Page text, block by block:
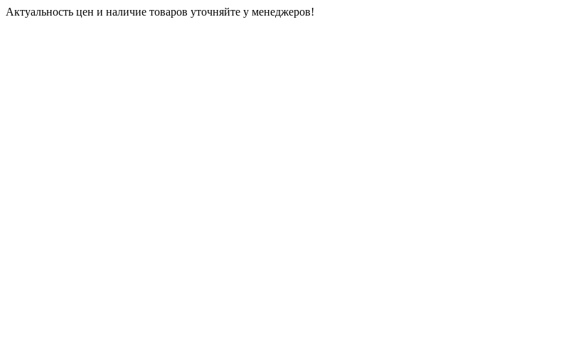
Актуальность цен и наличие товаров уточняйте у менеджеров!